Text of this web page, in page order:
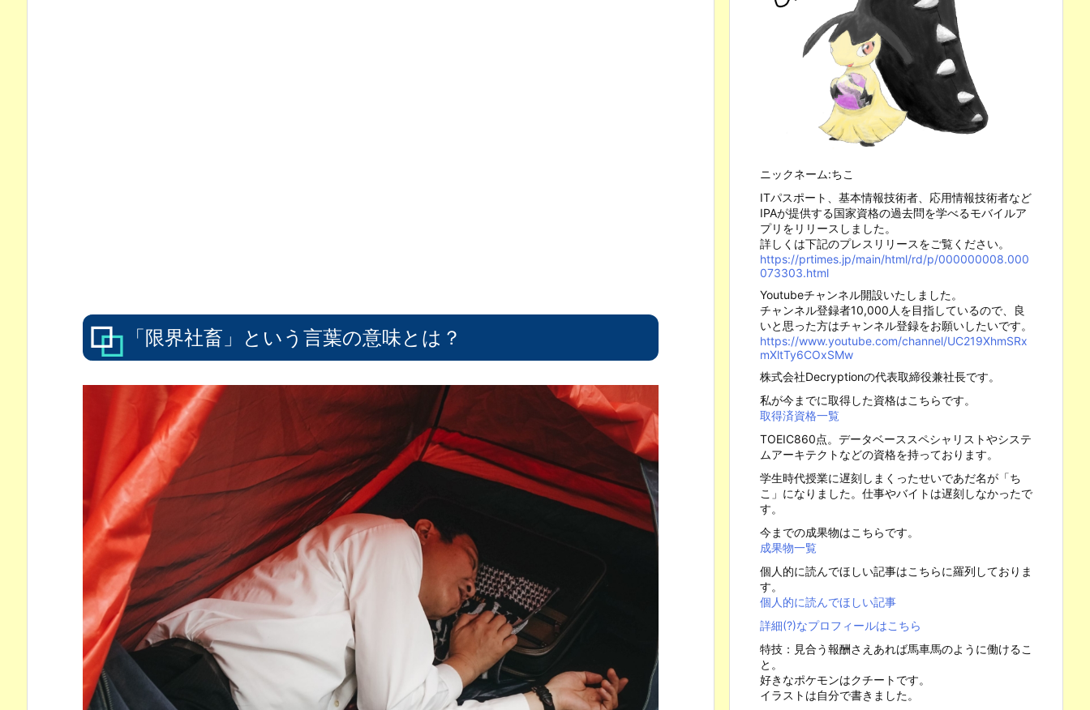
「限界社畜」という言葉の意味とは？
ニックネーム:ちこ
ITパスポート、基本情報技術者、応用情報技術者など
IPAが提供する国家資格の過去問を学べるモバイルア
プリをリリースしました。
詳しくは下記のプレスリリースをご覧ください。
https://prtimes.jp/main/html/rd/p/000000008.000
073303.html
Youtubeチャンネル開設いたしました。
チャンネル登録者10,000人を目指しているので、良
いと思った方はチャンネル登録をお願いしたいです。
https://www.youtube.com/channel/UC219XhmSRx
mXltTy6COxSMw
株式会社Decryptionの代表取締役兼社長です。
私が今までに取得した資格はこちらです。
取得済資格一覧
TOEIC860点。データベーススペシャリストやシステ
ムアーキテクトなどの資格を持っております。
学生時代授業に遅刻しまくったせいであだ名が「ち
こ」になりました。仕事やバイトは遅刻しなかったで
す。
今までの成果物はこちらです。
成果物一覧
個人的に読んでほしい記事はこちらに羅列しておりま
す。
個人的に読んでほしい記事
詳細(?)なプロフィールはこちら
特技：見合う報酬さえあれば馬車馬のように働けるこ
と。
好きなポケモンはクチートです。
イラストは自分で書きました。